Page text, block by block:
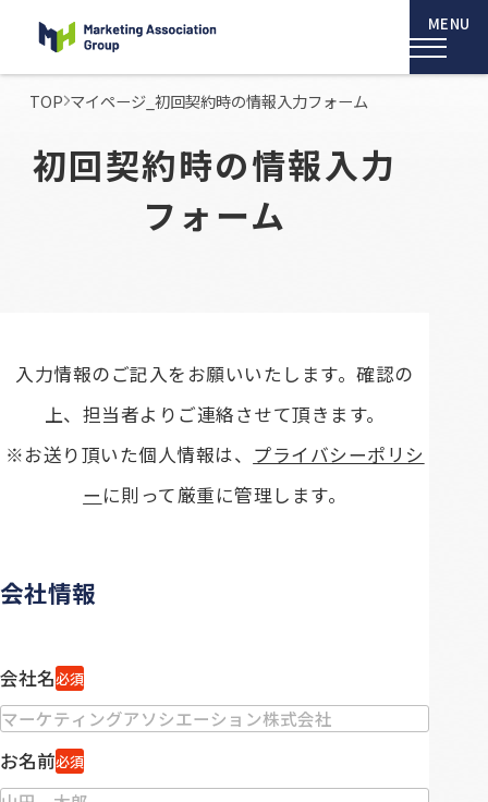
TOP マイページ_初回契約時の情報入力フォーム
初回契約時の情報入力
フォーム
入力情報のご記入をお願いいたします。確認の
上、担当者よりご連絡させて頂きます。
※お送り頂いた個人情報は、 プライバシーポリシ
ー に則って厳重に管理します。
会社情報
会社名必須
お名前必須